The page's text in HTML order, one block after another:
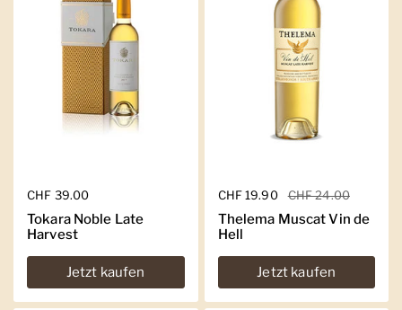
Regulärer Preis
CHF 39.00
Tokara Noble Late
Harvest
Jetzt kaufen
Regulärer Preis
CHF 19.90 Sale-Preis
CHF 24.00
Thelema Muscat Vin de
Hell
Jetzt kaufen